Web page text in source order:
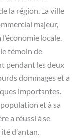
la région. La ville
majeur,
locale.
témoin de
pendant les deux
dommages et a
importantes.
et à sa
a réussi à se
d’antan.